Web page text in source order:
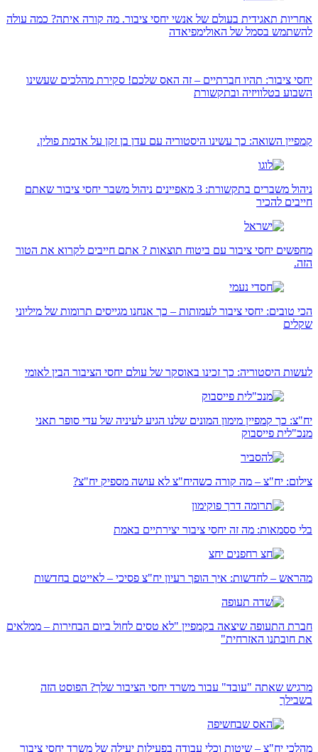
אחריות תאגידית בעולם של אנשי יחסי ציבור. מה קורה איתה? כמה עולה
להשתמש בסמל של האולימפיאדה
יחסי ציבור: תהיו חברתיים – זה האס שלכם! סקירת מהלכים שעשינו
השבוע בטלוויזיה ובתקשורת
קמפיין השואה: כך עשינו היסטוריה עם עדן בן זקן על אדמת פולין.
ניהול משברים בתקשורת: 3 מאפיינים ניהול משבר יחסי ציבור שאתם
חייבים להכיר
מחפשים יחסי ציבור עם ביטוח תוצאות ? אתם חייבים לקרוא את הטור
הזה.
הכי טובים: יחסי ציבור לעמותות – כך אנחנו מגייסים תרומות של מיליוני
שקלים
לעשות היסטוריה: כך זכינו באוסקר של עולם יחסי הציבור הבין לאומי
יח"צ: כך קמפיין מימון המונים שלנו הגיע לעיניה של עדי סופר תאני
מנכ"לית פייסבוק
צילום: יח"צ – מה קורה כשהיח"צ לא עושה מספיק יח"צ?
בלי ססמאות: מה זה יחסי ציבור יצירתיים באמת
מהראש – לחדשות: איך הופך רעיון יח"צ פסיכי – לאייטם בחדשות
חברת התעופה שיצאה בקמפיין "לא טסים לחול ביום הבחירות – ממלאים
את חובתנו האזרחית"
מרגיש שאתה "עובד" עבור משרד יחסי הציבור שלך? הפוסט הזה
בשבילך
מהלכי יח"צ – שיטות וכלי עבודה בפעילות יעילה של משרד יחסי ציבור